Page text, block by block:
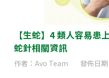
【生蛇】4 類人容易患
蛇針相關資訊
作者：Avo Team 發佈日